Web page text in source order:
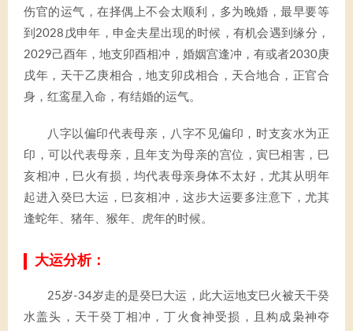
伤官的运气，在择偶上不会太顺利，多为晚婚，最早要等
到2028戊申年，申金夫星出现的时候，有机会遇到缘分，
2029己酉年，地支卯酉相冲，婚姻宫逢冲，有或者2030庚
戌年，天干乙庚相合，地支卯戌相合，天合地合，正官合
身，红鸾星入命，有结婚的运气。
八字以偏印代表母亲，八字不见偏印，时支亥水为正
印，可以代表母亲，且年支为母亲的宫位，寅巳相害，巳
亥相冲，巳火有损，均代表母亲身体不太好，尤其从明年
起进入癸巳大运，巳亥相冲，这步大运要多注意下，尤其
逢蛇年、猪年、猴年、虎年的时候。
大运分析：
25岁-34岁走的是癸巳大运，此大运地支巳火被天干癸
水盖头，天干癸丁相冲，丁火食神受损，且构成枭神夺